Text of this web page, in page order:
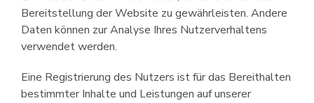
Bereitstellung der Website zu gewährleisten. Andere
Daten können zur Analyse Ihres Nutzerverhaltens
verwendet werden.
Eine Registrierung des Nutzers ist für das Bereithalten
bestimmter Inhalte und Leistungen auf unserer